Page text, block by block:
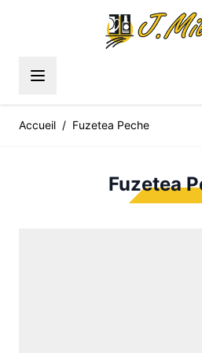
Accueil / Fuzetea Peche
Fuzetea